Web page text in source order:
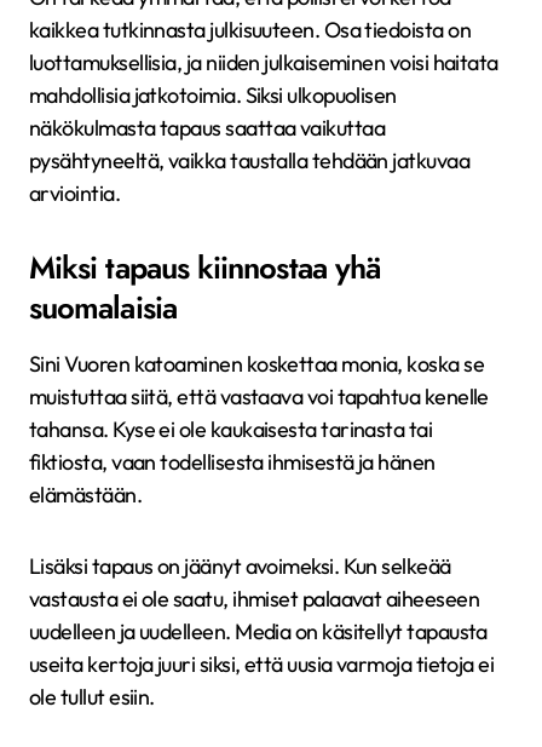
kaikkea tutkinnasta julkisuuteen. Osa tiedoista on
luottamuksellisia, ja niiden julkaiseminen voisi haitata
mahdollisia jatkotoimia. Siksi ulkopuolisen
näkökulmasta tapaus saattaa vaikuttaa
pysähtyneeltä, vaikka taustalla tehdään jatkuvaa
arviointia.
Miksi tapaus kiinnostaa yhä
suomalaisia
Sini Vuoren katoaminen koskettaa monia, koska se
muistuttaa siitä, että vastaava voi tapahtua kenelle
tahansa. Kyse ei ole kaukaisesta tarinasta tai
fiktiosta, vaan todellisesta ihmisestä ja hänen
elämästään.
Lisäksi tapaus on jäänyt avoimeksi. Kun selkeää
vastausta ei ole saatu, ihmiset palaavat aiheeseen
uudelleen ja uudelleen. Media on käsitellyt tapausta
useita kertoja juuri siksi, että uusia varmoja tietoja ei
ole tullut esiin.